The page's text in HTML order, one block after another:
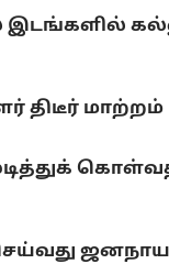
இடங்களில்
திடீர் மாற்றம்